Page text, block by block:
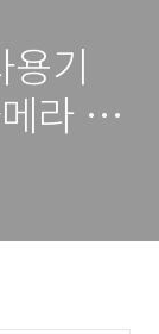
용기
라 후